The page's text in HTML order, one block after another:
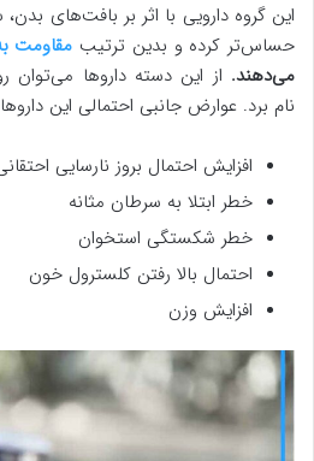
این گروه دارویی با اثر بر بافت‌های
حساس‌تر کرده و بدین ترتیب مقاومت
می‌دهند. از این دسته داروها می‌توان
نام برد. عوارض جانبی احتمالی این داروها
افزایش احتمال بروز نارسایی
خطر ابتلا به سرطان مثانه
خطر شکستگی استخوان
احتمال بالا رفتن کلسترول خون
افزایش وزن